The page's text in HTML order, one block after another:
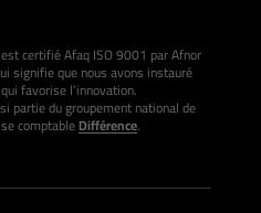
certifié Afaq ISO 9001 par Afnor
signifie que nous avons instauré
favorise l’innovation.
partie du groupement national de
comptableDifférence.